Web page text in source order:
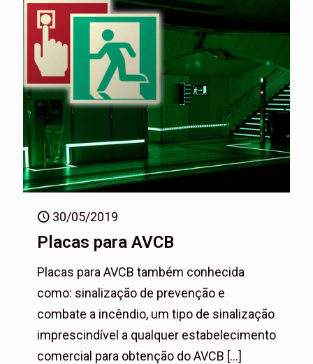
30/05/2019
Placas para AVCB
Placas para AVCB também conhecida
como: sinalização de prevenção e
combate a incêndio, um tipo de sinalização
imprescindível a qualquer estabelecimento
comercial para obtenção do AVCB […]